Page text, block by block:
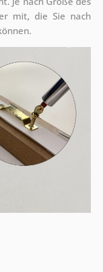
mit, die Sie nach